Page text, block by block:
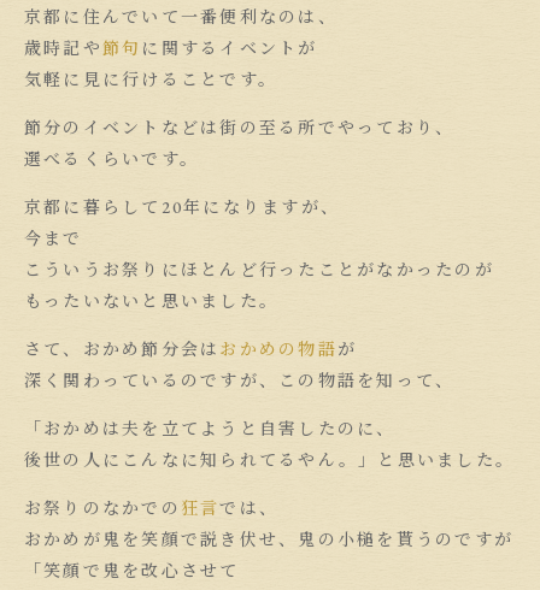
京都に住んでいて一番便利なのは、
歳時記や節句 に関するイベントが
気軽に見に行けることです。
節分のイベントなどは街の至る所でやっており、
選べるくらいです。
京都に暮らして20年になりますが、
今まで
こういうお祭りにほとんど行ったことがなかったのが
もったいないと思いました。
さて、おかめ節分会は おかめの物語が
深く関わっているのですが、この物語を知って、
「おかめは夫を立てようと自害したのに、
後世の人にこんなに知られてるやん。」と思いました。
お祭りのなかでの 狂言では、
おかめが鬼を笑顔で説き伏せ、鬼の小槌を貰うのですが
「笑顔で鬼を改心させて